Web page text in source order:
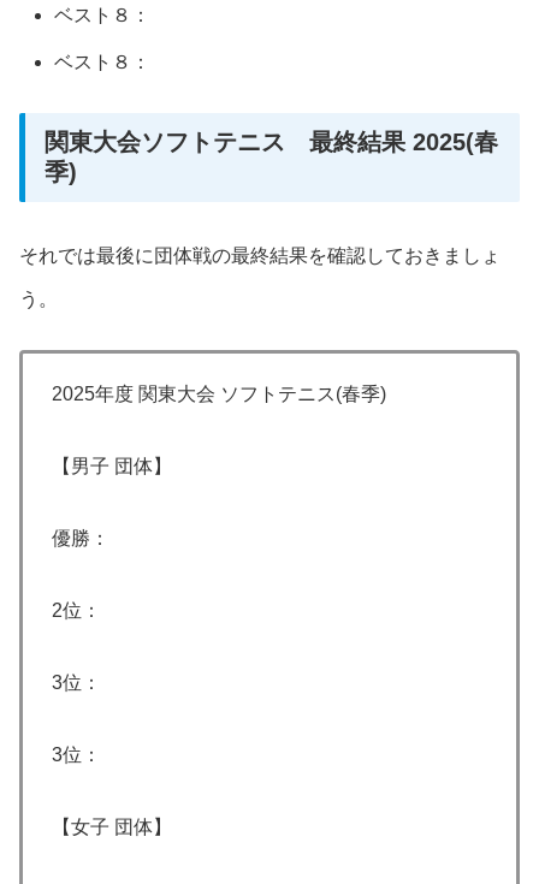
ベスト８：
ベスト８：
関東大会ソフトテニス 最終結果 2025(春
季)
それでは最後に団体戦の最終結果を確認しておきましょ
う。
2025年度 関東大会 ソフトテニス(春季)
【男子 団体】
優勝：
2位：
3位：
3位：
【女子 団体】